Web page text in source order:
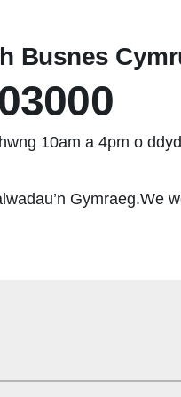
Busnes
10am a 4pm o
Gymraeg.We